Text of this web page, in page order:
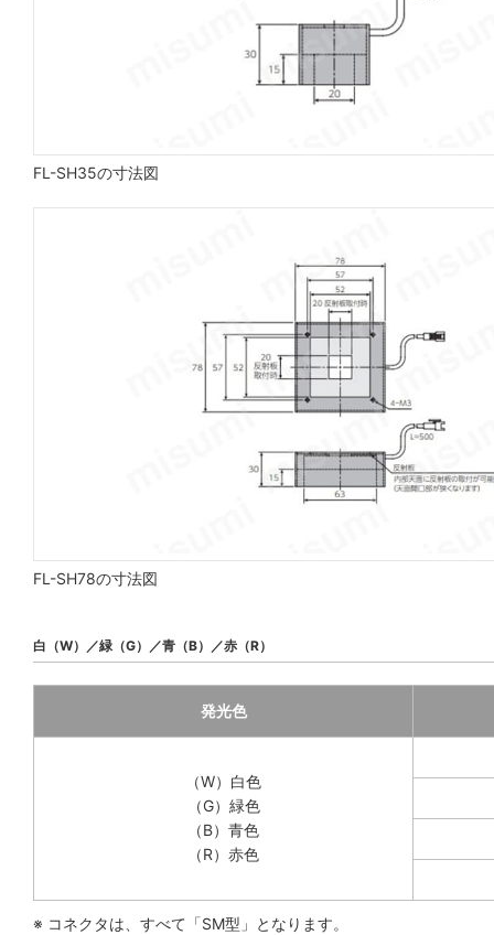
FL-SH35の寸法図
FL-SH78の寸法図
白（W）／緑（G）／青（B）／赤（R）
発光色
（W）白色
（G）緑色
（B）青色
（R）赤色
※ コネクタは、すべて「SM型」となります。